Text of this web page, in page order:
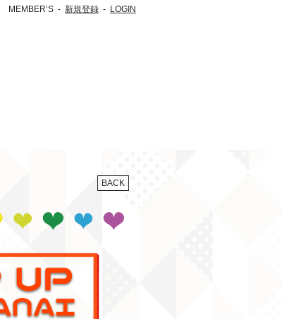
MEMBER’S 新規登録 LOGIN
BACK